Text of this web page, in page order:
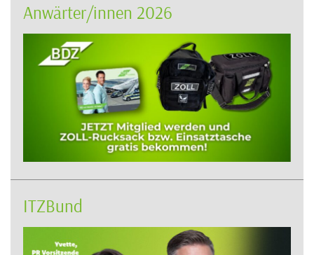
Anwärter/innen 2026
ITZBund